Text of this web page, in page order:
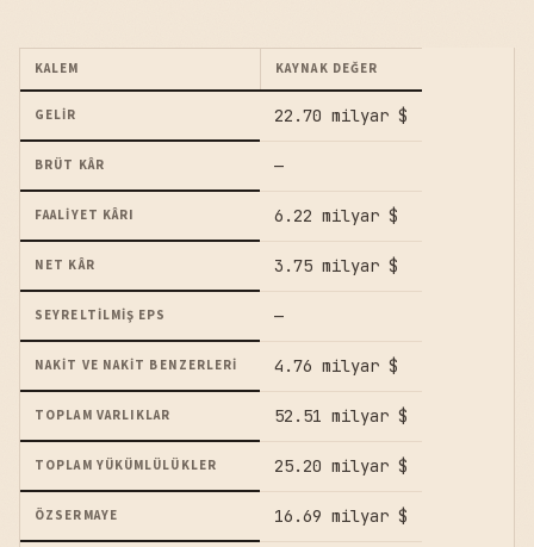
KALEM KAYNAK DEĞER
GELIR 22.70 milyar $
BRÜT KÂR —
FAALIYET KÂRI 6.22 milyar $
NET KÂR 3.75 milyar $
SEYRELTILMIŞ EPS —
NAKIT VE NAKIT BENZERLERI 4.76 milyar $
TOPLAM VARLIKLAR 52.51 milyar $
TOPLAM YÜKÜMLÜLÜKLER 25.20 milyar $
ÖZSERMAYE 16.69 milyar $